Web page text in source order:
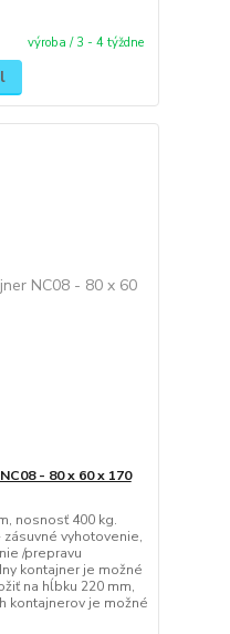
výroba / 3 - 4 týždne
- 80 x 60 x 170
nosnosť 400 kg.
vyhotovenie,
/prepravu
kontajner je možné
na hĺbku 220 mm,
kontajnerov je možné